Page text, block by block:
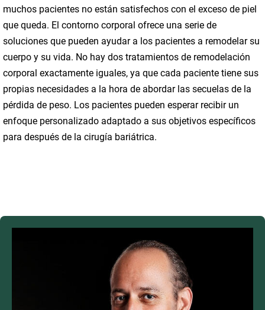
muchos pacientes no están satisfechos con el exceso de piel
que queda. El contorno corporal ofrece una serie de
soluciones que pueden ayudar a los pacientes a remodelar su
cuerpo y su vida. No hay dos tratamientos de remodelación
corporal exactamente iguales, ya que cada paciente tiene sus
propias necesidades a la hora de abordar las secuelas de la
pérdida de peso. Los pacientes pueden esperar recibir un
enfoque personalizado adaptado a sus objetivos específicos
para después de la cirugía bariátrica.